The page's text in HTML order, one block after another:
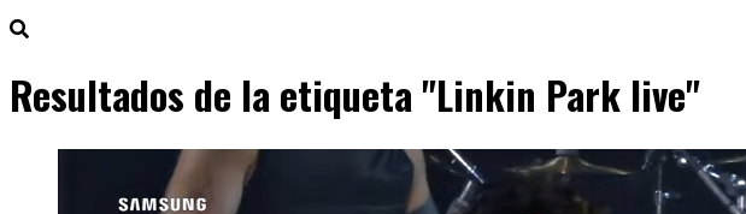
Resultados de la etiqueta "Linkin Park live"